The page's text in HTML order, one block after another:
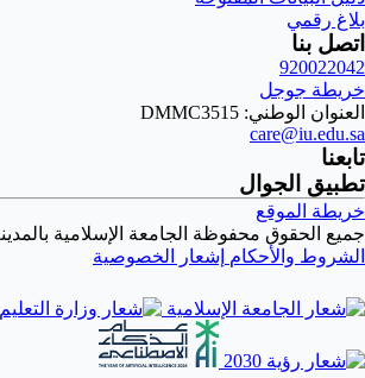
بلاغ رقمي
اتصل بنا
920022042
خريطة جوجل
العنوان الوطني: DMMC3515
care@iu.edu.sa
تابعنا
تطبيق الجوال
خريطة الموقع
جميع الحقوق محفوظة الجامعة الإسلامية
الشروط والأحكام إشعار الخصوصية